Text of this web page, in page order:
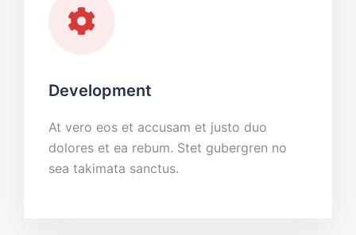
Development
At vero eos et accusam et justo duo
dolores et ea rebum. Stet gubergren no
sea takimata sanctus.